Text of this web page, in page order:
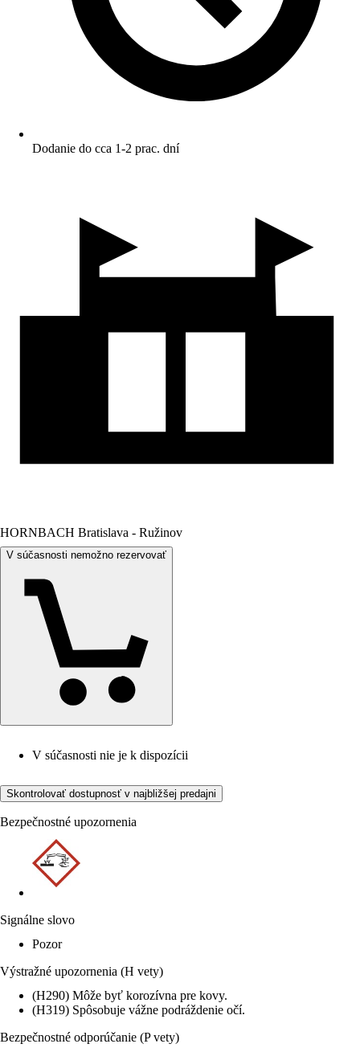
Dodanie do cca 1-2 prac. dní
HORNBACH Bratislava - Ružinov
V súčasnosti nemožno rezervovať
V súčasnosti nie je k dispozícii
Skontrolovať dostupnosť v najbližšej predajni
Bezpečnostné upozornenia
Signálne slovo
Pozor
Výstražné upozornenia (H vety)
(H290) Môže byť korozívna pre kovy.
(H319) Spôsobuje vážne podráždenie očí.
Bezpečnostné odporúčanie (P vety)